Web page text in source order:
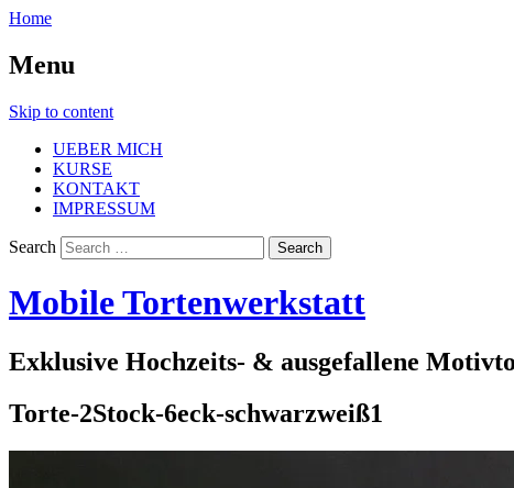
Home
Menu
Skip to content
UEBER MICH
KURSE
KONTAKT
IMPRESSUM
Search
Mobile Tortenwerkstatt
Exklusive Hochzeits- & ausgefallene
Torte-2Stock-6eck-schwarzweiß1